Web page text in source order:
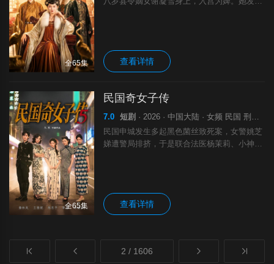
全65集
贵妃阴谋，挫败李太师谋反，重整朝纲，教化
皇子，最终让大梁重回鼎盛。
查看详情
全65集
民国奇女子传
7.0 短剧 · 2026 · 中国大陆 · 女频 民国 刑侦 剧
民国申城发生多起黑色菌丝致死案，女警姚芝
娣遭警局排挤，于是联合法医杨茉莉、小神婆
社抽丝剥茧，揭穿假郭云舟（安岁）与安龄兄
妹的千门骗局，将二人绳之以法。后来烧煤女
章月娥冥婚遇害、脸皮被割，而这样的事件不
查看详情
2 / 1606